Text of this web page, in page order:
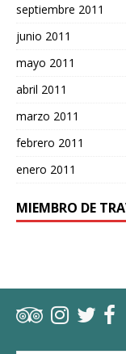
septiembre 2011
junio 2011
mayo 2011
abril 2011
marzo 2011
febrero 2011
enero 2011
MIEMBRO DE